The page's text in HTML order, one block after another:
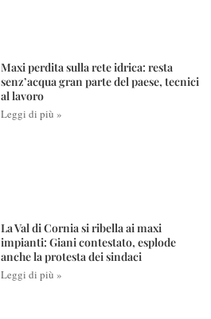
Maxi perdita sulla rete idrica: resta
senz’acqua gran parte del paese, tecnici
al lavoro
Leggi di più »
La Val di Cornia si ribella ai maxi
impianti: Giani contestato, esplode
anche la protesta dei sindaci
Leggi di più »